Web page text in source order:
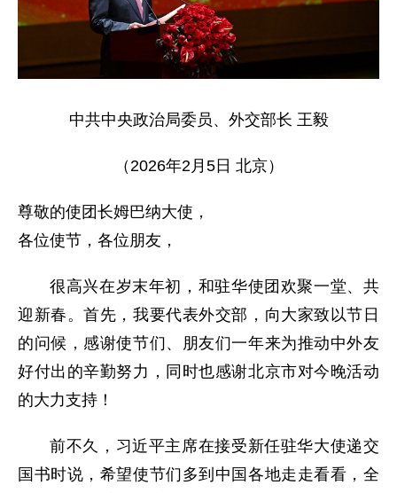
中共中央政治局委员、外交部长 王毅
（2026年2月5日 北京）
尊敬的使团长姆巴纳大使，
各位使节，各位朋友，
很高兴在岁末年初，和驻华使团欢聚一堂、共
迎新春。首先，我要代表外交部，向大家致以节日
的问候，感谢使节们、朋友们一年来为推动中外友
好付出的辛勤努力，同时也感谢北京市对今晚活动
的大力支持！
前不久，习近平主席在接受新任驻华大使递交
国书时说，希望使节们多到中国各地走走看看，全